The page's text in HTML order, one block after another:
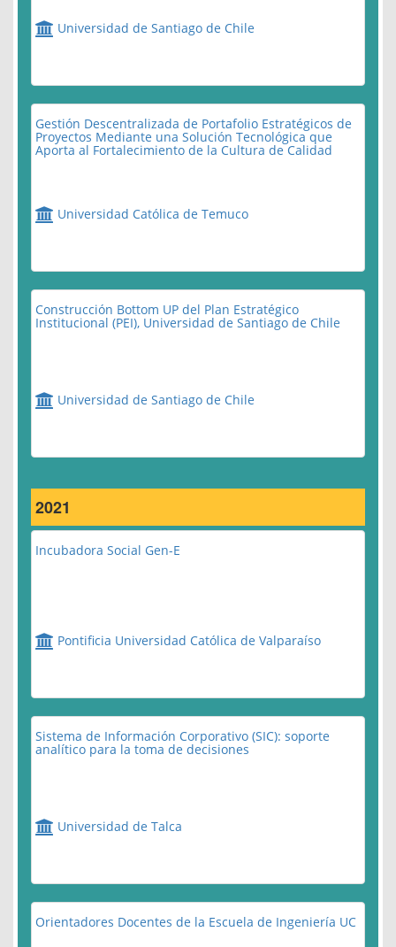
Universidad de Santiago de Chile
Gestión Descentralizada de Portafolio Estratégicos de
Proyectos Mediante una Solución Tecnológica que
Aporta al Fortalecimiento de la Cultura de Calidad
Universidad Católica de Temuco
Construcción Bottom UP del Plan Estratégico
Institucional (PEI), Universidad de Santiago de Chile
Universidad de Santiago de Chile
2021
Incubadora Social Gen-E
Pontificia Universidad Católica de Valparaíso
Sistema de Información Corporativo (SIC): soporte
analítico para la toma de decisiones
Universidad de Talca
Orientadores Docentes de la Escuela de Ingeniería UC